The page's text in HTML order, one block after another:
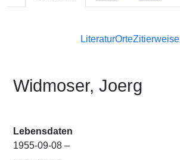
LiteraturOrteZitierweise
Widmoser, Joerg
Lebensdaten
1955-09-08 –